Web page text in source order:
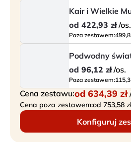
Kair i Wielkie
od 422,93 zł /os.
Poza zestawem:
od 96,12 zł /os.
Poza zestawem:
Cena zestawu:od 634,39 zł
Cena poza zestawem:od 753,58
Konfiguruj